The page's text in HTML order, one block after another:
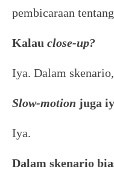
pembicaraan
Kalau close-up?
Iya. Dalam skenario,
Slow-motion juga
Iya.
Dalam skenario